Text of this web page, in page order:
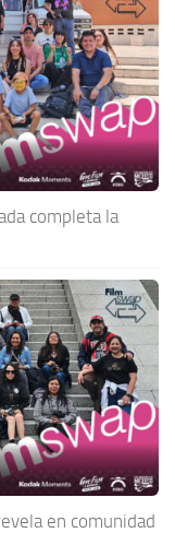
completa la
en comunidad